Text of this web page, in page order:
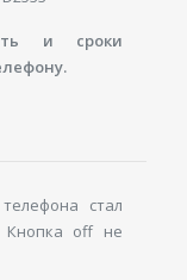
и сроки
стал
Кнопка off не